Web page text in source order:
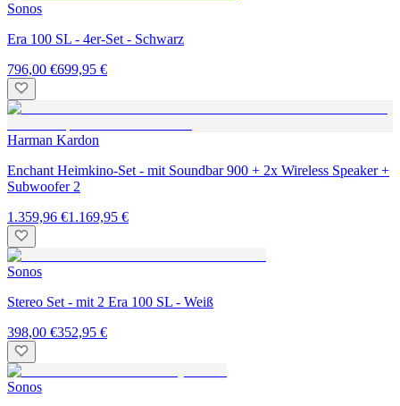
Sonos
Era 100 SL - 4er-Set - Schwarz
796,00 €699,95 €
Harman Kardon
Enchant Heimkino-Set - mit Soundbar 900 + 2x Wireless Speaker +
Subwoofer 2
1.359,96 €1.169,95 €
Sonos
Stereo Set - mit 2 Era 100 SL - Weiß
398,00 €352,95 €
Sonos